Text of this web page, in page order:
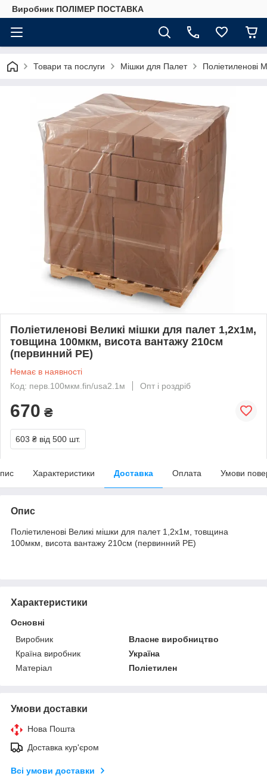
Виробник ПОЛІМЕР ПОСТАВКА
Товари та послуги Мішки для Палет Поліетиленові
Поліетиленові Великі мішки для палет 1,2х1м,
товщина 100мкм, висота вантажу 210см
(первинний PE)
Немає в наявності
Код: перв.100мкм.fin/usa2.1м
Опт і роздріб
670 ₴
603 ₴ від 500 шт.
Характеристики Доставка Оплата Умови
Опис
Поліетиленові Великі мішки для палет 1,2х1м, товщина
100мкм, висота вантажу 210см (первинний PE)
Характеристики
Основні
Виробник
Власне виробництво
Країна виробник
Україна
Матеріал
Поліетилен
Умови доставки
Нова Пошта
Доставка кур'єром
Всі умови доставки